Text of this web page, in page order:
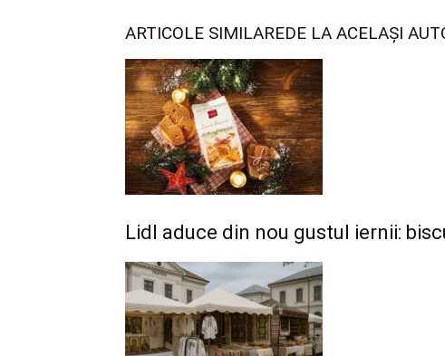
ARTICOLE SIMILAREDE LA ACELAȘI
Lidl aduce din nou gustul iernii: